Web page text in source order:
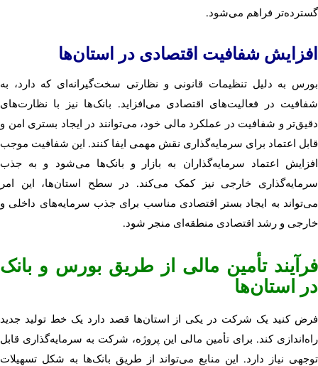
گسترده‌تر فراهم می‌شود.
افزایش شفافیت اقتصادی در استان‌ها
بورس به دلیل تنظیمات قانونی و نظارتی سخت‌گیرانه‌ای که دارد، به
شفافیت در فعالیت‌های اقتصادی می‌افزاید. بانک‌ها نیز با نظارت‌های
دقیق‌تر و شفافیت در عملکرد مالی خود، می‌توانند در ایجاد بستری امن و
قابل اعتماد برای سرمایه‌گذاری نقش مهمی ایفا کنند. این شفافیت موجب
افزایش اعتماد سرمایه‌گذاران به بازار و بانک‌ها می‌شود و به جذب
سرمایه‌گذاری خارجی نیز کمک می‌کند. در سطح استان‌ها، این امر
می‌تواند به ایجاد بستر اقتصادی مناسب برای جذب سرمایه‌های داخلی و
خارجی و رشد اقتصادی منطقه‌ای منجر شود.
فرآیند تأمین مالی از طریق بورس و بانک
در استان‌ها
فرض کنید یک شرکت در یکی از استان‌ها قصد دارد یک خط تولید جدید
راه‌اندازی کند. برای تأمین مالی این پروژه، شرکت به سرمایه‌گذاری قابل
توجهی نیاز دارد. این منابع می‌تواند از طریق بانک‌ها به شکل تسهیلات